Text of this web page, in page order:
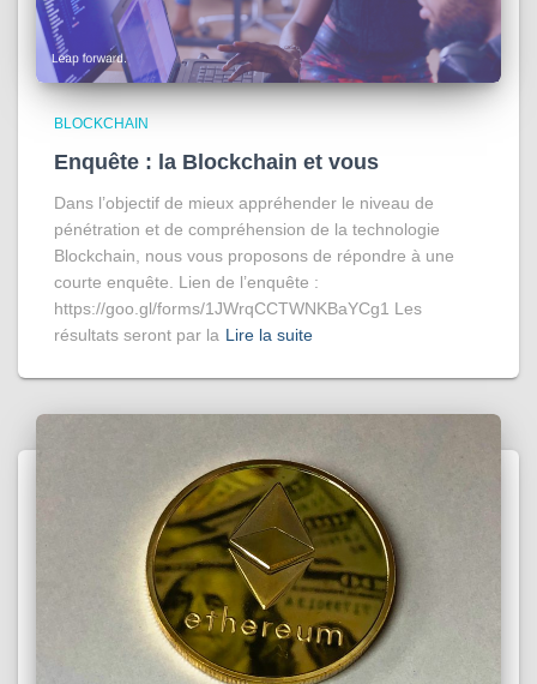
BLOCKCHAIN
Enquête : la Blockchain et vous
Dans l’objectif de mieux appréhender le niveau de
pénétration et de compréhension de la technologie
Blockchain, nous vous proposons de répondre à une
courte enquête. Lien de l’enquête :
https://goo.gl/forms/1JWrqCCTWNKBaYCg1 Les
résultats seront par la Lire la suite